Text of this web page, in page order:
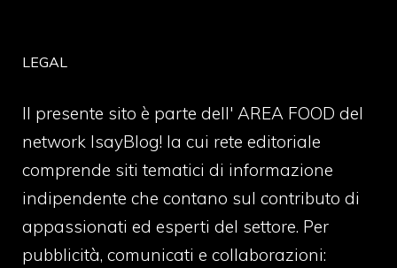
LEGAL
Il presente sito è parte dell' AREA FOOD del
network IsayBlog! la cui rete editoriale
comprende siti tematici di informazione
indipendente che contano sul contributo di
appassionati ed esperti del settore. Per
pubblicità, comunicati e collaborazioni: